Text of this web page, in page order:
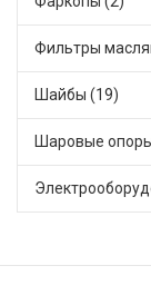
Фильтры
Шайбы (19)
Шаровые